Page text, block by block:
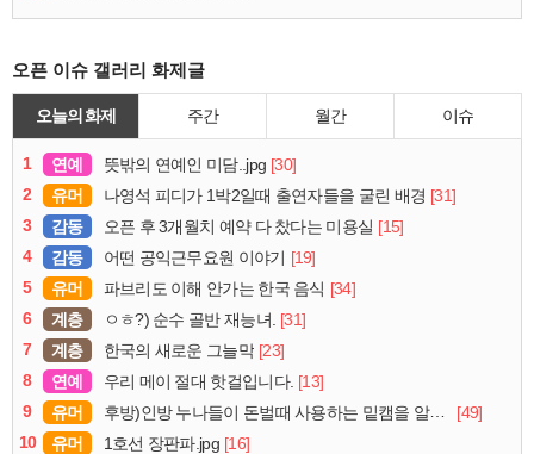
오픈 이슈 갤러리 화제글
오늘의 화제 주간 월간 이슈
1 연예 뜻밖의 연예인 미담..jpg [30]
2
유머 나영석 피디가 1박2일때 출연자들을 굴린 배경 [31]
3
감동 오픈 후 3개월치 예약 다 찼다는 미용실 [15]
4
감동 어떤 공익근무요원 이야기 [19]
5
유머 파브리도 이해 안가는 한국 음식 [34]
6
계층 ㅇㅎ?) 순수 골반 재능녀. [31]
7
계층 한국의 새로운 그늘막 [23]
8
연예 우리 메이 절대 핫걸입니다. [13]
9
유머 후방)인방 누나들이 돈벌때 사용하는 밑캠을 알아보자
[49]
10
유머 1호선 장판파.jpg [16]